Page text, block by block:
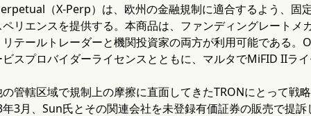
（X-Perp）は、欧州の金融規制に適合するよう、固
リエンスを提供する。本商品は、ファンディングレートメ
テールトレーダーと機関投資家の両方が利用可能である。
スプロバイダーライセンスとともに、マルタでMiFID IIラ
管轄区域で規制上の摩擦に直面してきたTRONにとって戦
年3月、Sun氏とその関連会社を未登録有価証券の販売で提